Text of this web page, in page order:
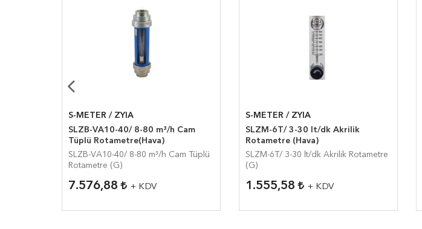
S-METER / ZYIA
SLZB-VA10-40/ 8-80 m³/h Cam
Tüplü Rotametre(Hava)
SLZB-VA10-40/ 8-80 m³/h Cam Tüplü
Rotametre (G)
7.576,88 + KDV
S-METER / ZYIA
SLZM-6T/ 3-30 lt/dk Akrilik
Rotametre (Hava)
SLZM-6T/ 3-30 lt/dk Akrilik Rotametre
(G)
1.555,58 + KDV